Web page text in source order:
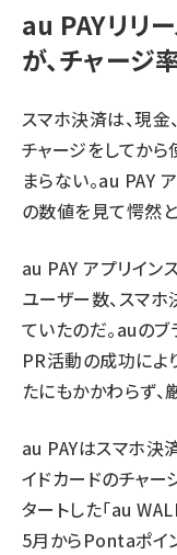
au PAYリリ
が、チャージ
スマホ決済は、現金
チャージをしてから
まらない。au PAY
の数値を見て愕然と
au PAY アプリイン
ユーザー数、スマ
ていたのだ。auのブ
PR活動の成功によ
たにもかかわらず、
au PAYはスマホ決
イドカードのチャー
タートした「au
5月からPontaポイ